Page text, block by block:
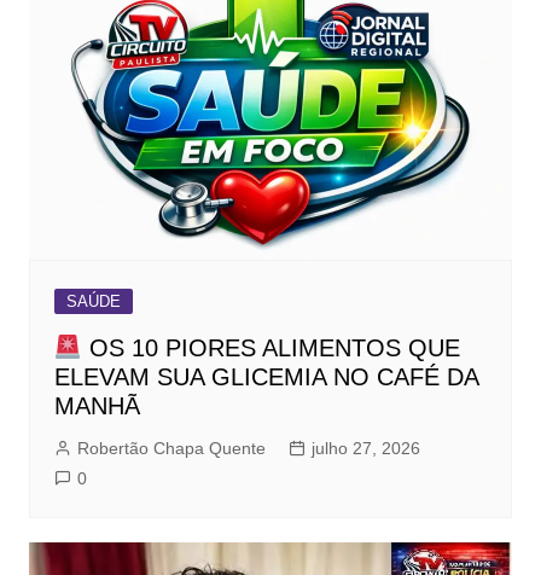
SAÚDE
OS 10 PIORES ALIMENTOS QUE
ELEVAM SUA GLICEMIA NO CAFÉ DA
MANHÃ
Robertão Chapa Quente
julho 27, 2026
0